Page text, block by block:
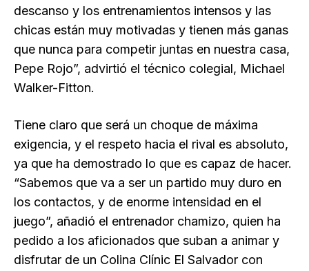
descanso y los entrenamientos intensos y las
chicas están muy motivadas y tienen más ganas
que nunca para competir juntas en nuestra casa,
Pepe Rojo”, advirtió el técnico colegial, Michael
Walker-Fitton.
Tiene claro que será un choque de máxima
exigencia, y el respeto hacia el rival es absoluto,
ya que ha demostrado lo que es capaz de hacer.
“Sabemos que va a ser un partido muy duro en
los contactos, y de enorme intensidad en el
juego”, añadió el entrenador chamizo, quien ha
pedido a los aficionados que suban a animar y
disfrutar de un Colina Clínic El Salvador con